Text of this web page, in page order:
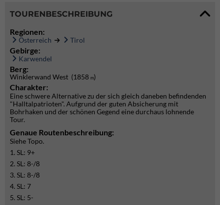
TOURENBESCHREIBUNG
Regionen:
Österreich Tirol
Gebirge:
Karwendel
Berg:
Winklerwand West (1858 m)
Charakter:
Eine schwere Alternative zu der sich gleich daneben befindenden
"Halltalpatrioten". Aufgrund der guten Absicherung mit
Bohrhaken und der schönen Gegend eine durchaus lohnende
Tour.
Genaue Routenbeschreibung:
Siehe Topo.
1. SL: 9+
2. SL: 8-/8
3. SL: 8-/8
4. SL: 7
5. SL: 5-